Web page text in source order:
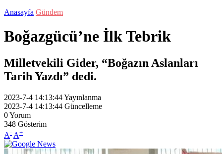
Anasayfa Gündem
Boğazgücü’ne İlk Tebrik
Milletvekili Gider, “Boğazın Aslanları
Tarih Yazdı” dedi.
2023-7-4 14:13:44Yayınlanma
2023-7-4 14:13:44 Güncelleme
0Yorum
348 Gösterim
A- A+